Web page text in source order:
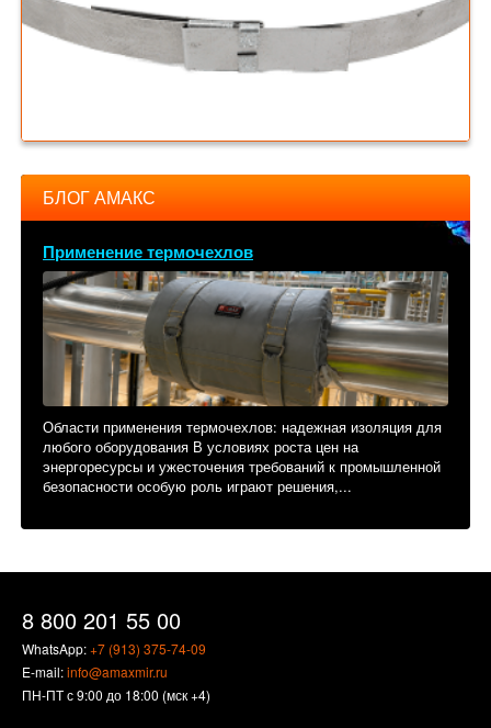
БЛОГ АМАКС
Применение термочехлов
Области применения термочехлов: надежная изоляция для
любого оборудования В условиях роста цен на
энергоресурсы и ужесточения требований к промышленной
безопасности особую роль играют решения,...
8 800 201 55 00
WhatsApp:+7 (913) 375-74-09
E-mail:info@amaxmir.ru
ПН-ПТ с 9:00 до 18:00 (мск +4)